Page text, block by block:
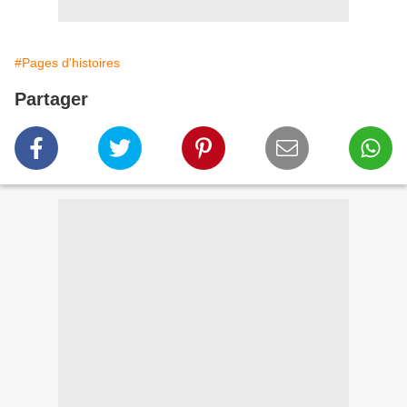
#Pages d'histoires
Partager